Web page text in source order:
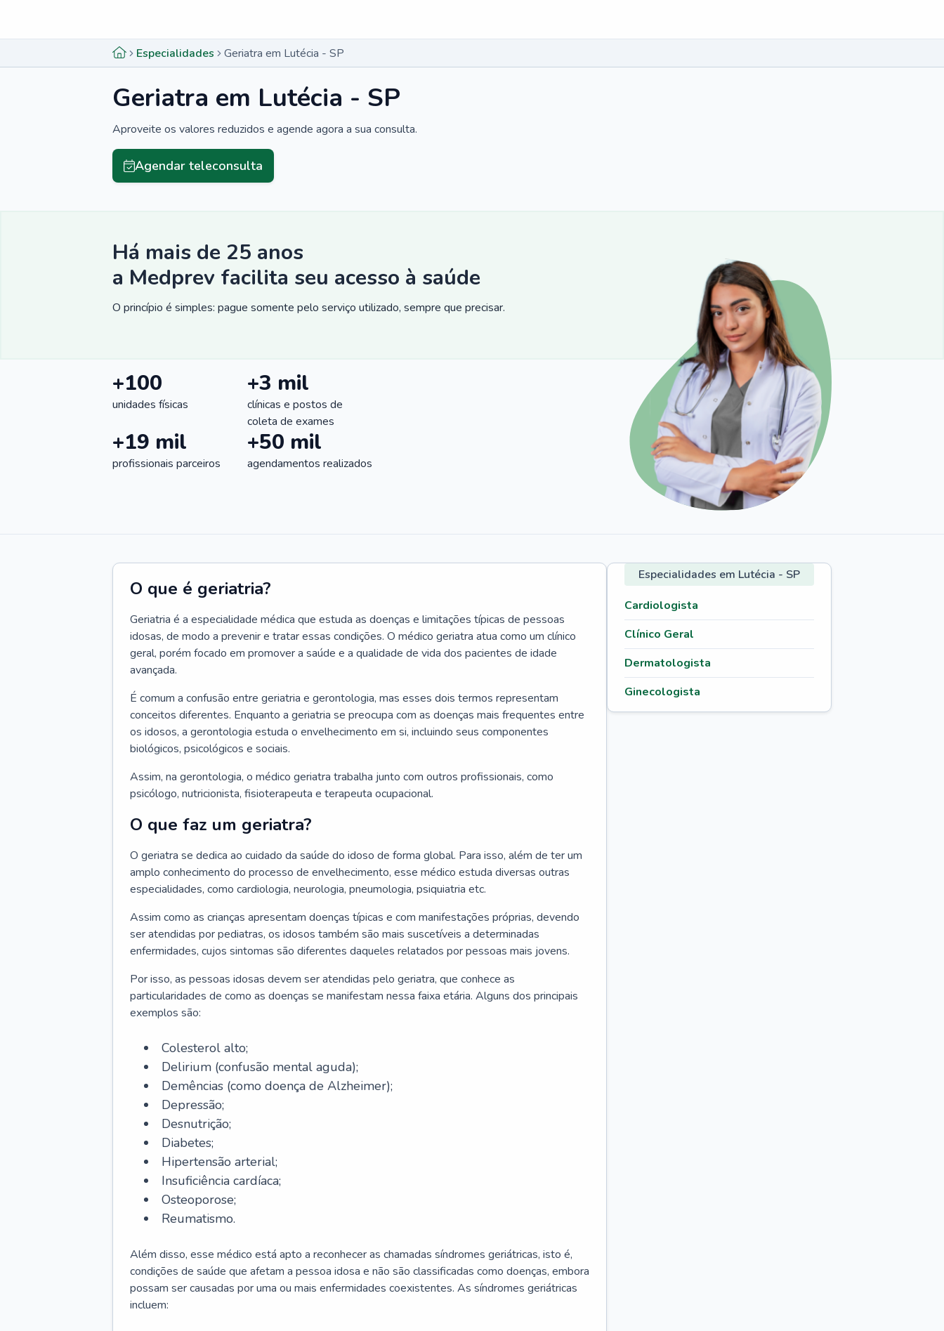
Especialidades Geriatra em Lutécia - SP
Geriatra em Lutécia - SP
Aproveite os valores reduzidos e agende agora a sua consulta.
Agendar teleconsulta
Há mais de 25 anos
a Medprev facilita seu acesso à saúde
O princípio é simples: pague somente pelo serviço utilizado, sempre que precisar.
+100
unidades físicas
+3 mil
clínicas e postos de
coleta de exames
+19 mil
profissionais parceiros
+50 mil
agendamentos realizados
O que é geriatria?
Geriatria é a especialidade médica que estuda as doenças e limitações típicas de pessoas
idosas, de modo a prevenir e tratar essas condições. O médico geriatra atua como um clínico
geral, porém focado em promover a saúde e a qualidade de vida dos pacientes de idade
avançada.
É comum a confusão entre geriatria e gerontologia, mas esses dois termos representam
conceitos diferentes. Enquanto a geriatria se preocupa com as doenças mais frequentes entre
os idosos, a gerontologia estuda o envelhecimento em si, incluindo seus componentes
biológicos, psicológicos e sociais.
Assim, na gerontologia, o médico geriatra trabalha junto com outros profissionais, como
psicólogo, nutricionista, fisioterapeuta e terapeuta ocupacional.
O que faz um geriatra?
O geriatra se dedica ao cuidado da saúde do idoso de forma global. Para isso, além de ter um
amplo conhecimento do processo de envelhecimento, esse médico estuda diversas outras
especialidades, como cardiologia, neurologia, pneumologia, psiquiatria etc.
Assim como as crianças apresentam doenças típicas e com manifestações próprias, devendo
ser atendidas por pediatras, os idosos também são mais suscetíveis a determinadas
enfermidades, cujos sintomas são diferentes daqueles relatados por pessoas mais jovens.
Por isso, as pessoas idosas devem ser atendidas pelo geriatra, que conhece as
particularidades de como as doenças se manifestam nessa faixa etária. Alguns dos principais
exemplos são:
Colesterol alto;
Delirium (confusão mental aguda);
Demências (como doença de Alzheimer);
Depressão;
Desnutrição;
Diabetes;
Hipertensão arterial;
Insuficiência cardíaca;
Osteoporose;
Reumatismo.
Além disso, esse médico está apto a reconhecer as chamadas síndromes geriátricas, isto é,
condições de saúde que afetam a pessoa idosa e não são classificadas como doenças, embora
possam ser causadas por uma ou mais enfermidades coexistentes. As síndromes geriátricas
incluem:
Especialidades em Lutécia - SP
Cardiologista
Clínico Geral
Dermatologista
Ginecologista